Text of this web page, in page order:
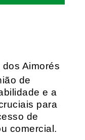
Aimorés
de
e a
para
de
comercial.